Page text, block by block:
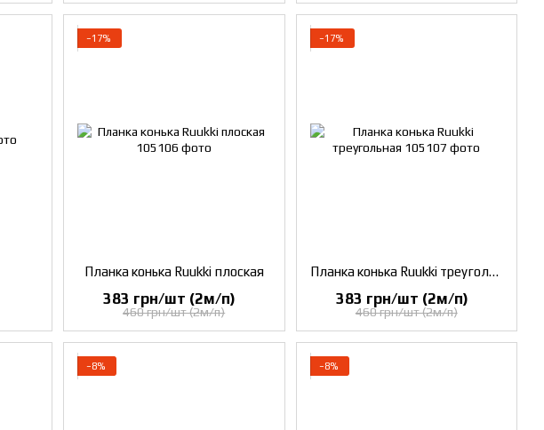
−17%
Планка конька Ruukki плоская
460 грн/шт (2м/п)
383 грн/шт (2м/п)
−17%
Планка конька Ruukki треугольная
460 грн/шт (2м/п)
383 грн/шт (2м/п)
−8% −8%